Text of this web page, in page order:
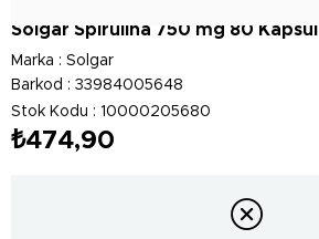
Solgar Spirulina 750 mg 80 Kapsül
Marka : Solgar
Barkod : 33984005648
Stok Kodu
10000205680
₺474,90